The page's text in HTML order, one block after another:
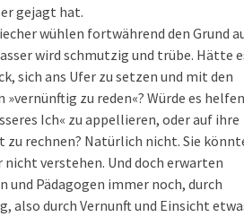
gejagt hat.
wühlen fortwährend den Grund
wird schmutzig und trübe. Hätte
sich ans Ufer zu setzen und mit den
»vernünftig zu reden«? Würde es
Ich« zu appellieren, oder auf ihre
rechnen? Natürlich nicht. Sie
nicht verstehen. Und doch erwarten
und Pädagogen immer noch, durch
also durch Vernunft und Einsicht